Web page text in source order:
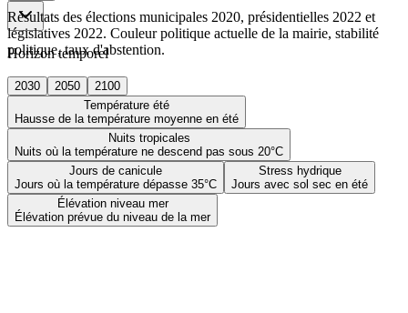
Horizon temporel
2030 2050
2100
Température été
Hausse de la température moyenne en été
Nuits tropicales
Nuits où la température ne descend pas sous 20°C
Jours de canicule
Jours où la température dépasse 35°C
Stress hydrique
Jours avec sol sec en été
Élévation niveau mer
Élévation prévue du niveau de la mer
Résultats des élections municipales 2020, présidentielles 2022 et
législatives 2022. Couleur politique actuelle de la mairie, stabilité
politique, taux d'abstention.